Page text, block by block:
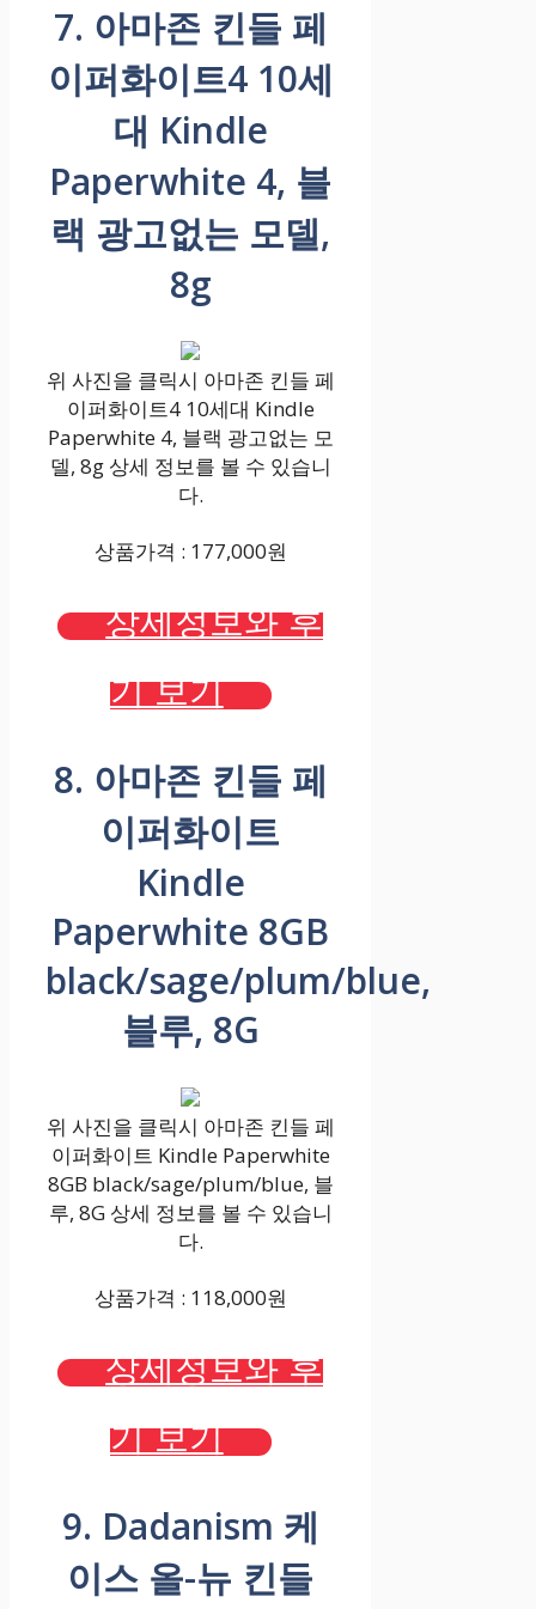
7. 아마존 킨들 페
이퍼화이트4 10세
대 Kindle
Paperwhite 4, 블
랙 광고없는 모델,
8g
위 사진을 클릭시 아마존 킨들 페
이퍼화이트4 10세대 Kindle
Paperwhite 4, 블랙 광고없는 모
델, 8g 상세 정보를 볼 수 있습니
다.
상품가격 : 177,000원
상세정보와 후
기 보기
8. 아마존 킨들 페
이퍼화이트
Kindle
Paperwhite 8GB
black/sage/plum/blue,
블루, 8G
위 사진을 클릭시 아마존 킨들 페
이퍼화이트 Kindle Paperwhite
8GB black/sage/plum/blue, 블
루, 8G 상세 정보를 볼 수 있습니
다.
상품가격 : 118,000원
상세정보와 후
기 보기
9. Dadanism 케
이스 올-뉴 킨들